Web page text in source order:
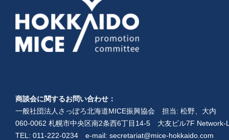
商談会に関するお問い合わせ：
一般社団法人さっぽろ北海道MICE振興協会 担当: 松野、大内
060-0062 札幌市中央区南2条西6丁目14-5 大友ビル7F Network-
TEL: 011-222-0234 e-mail: secretariat@mice-hokkaido.com